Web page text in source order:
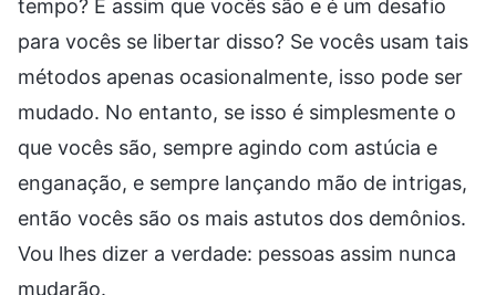
tempo? É assim que vocês são e é um desafio
para vocês se libertar disso? Se vocês usam tais
métodos apenas ocasionalmente, isso pode ser
mudado. No entanto, se isso é simplesmente o
que vocês são, sempre agindo com astúcia e
enganação, e sempre lançando mão de intrigas,
então vocês são os mais astutos dos demônios.
Vou lhes dizer a verdade: pessoas assim nunca
mudarão.